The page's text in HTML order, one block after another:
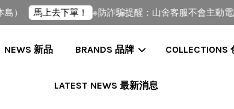
） 馬上去下單！ ※防詐騙提醒：山舍客服不會主動電
NEWS 新品 BRANDS 品牌 COLLECTIONS
LATEST NEWS 最新消息